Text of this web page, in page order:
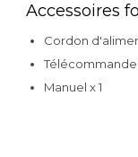
Accessoires
Cordon
Télécommande
Manuel x 1